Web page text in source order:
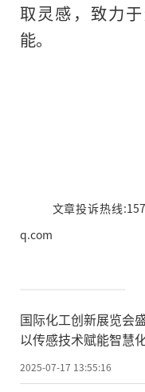
取灵感，致力
能。
文章投诉热线
q.com
国际化工创新展览会
以传感技术赋能智慧
2025-07-17 13:55:16